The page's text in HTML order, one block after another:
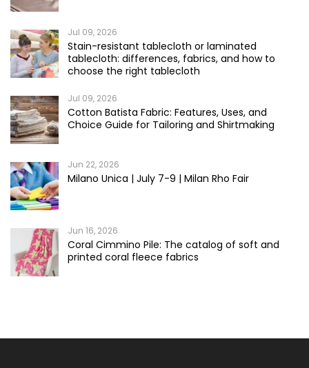
Jul 09, 2026
Stain-resistant tablecloth or laminated
tablecloth: differences, fabrics, and how to
choose the right tablecloth
Jul 09, 2026
Cotton Batista Fabric: Features, Uses, and
Choice Guide for Tailoring and Shirtmaking
Jun 22, 2026
Milano Unica | July 7-9 | Milan Rho Fair
Jun 16, 2026
Coral Cimmino Pile: The catalog of soft and
printed coral fleece fabrics